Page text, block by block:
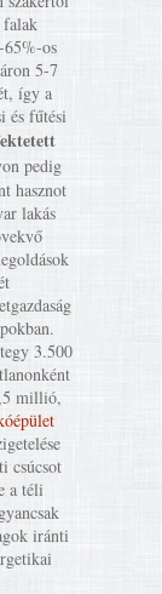
falak
os
5-7
így a
és fűtési
pedig
hasznot
lakás
3.500
millió,
csúcsot
a téli
iránti